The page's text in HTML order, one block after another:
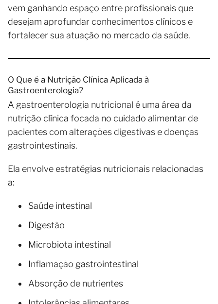
vem ganhando espaço entre profissionais que
desejam aprofundar conhecimentos clínicos e
fortalecer sua atuação no mercado da saúde.
O Que é a Nutrição Clínica Aplicada à
Gastroenterologia?
A gastroenterologia nutricional é uma área da
nutrição clínica focada no cuidado alimentar de
pacientes com alterações digestivas e doenças
gastrointestinais.
Ela envolve estratégias nutricionais relacionadas
a:
Saúde intestinal
Digestão
Microbiota intestinal
Inflamação gastrointestinal
Absorção de nutrientes